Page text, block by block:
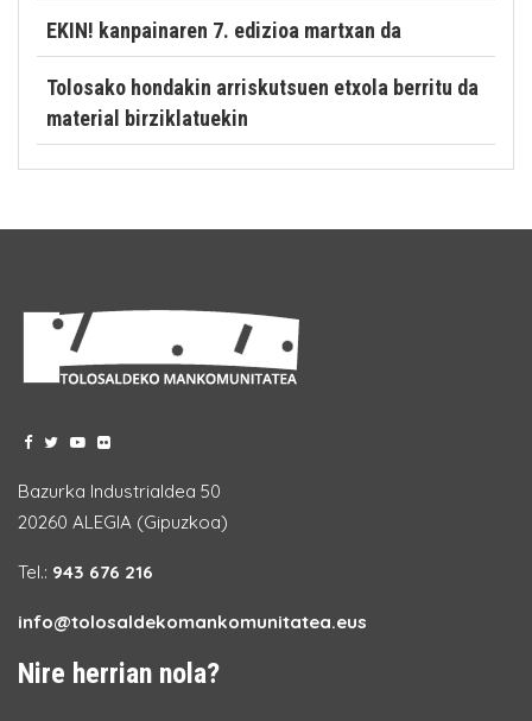
EKIN! kanpainaren 7. edizioa martxan da
Tolosako hondakin arriskutsuen etxola berritu da
material birziklatuekin
Bazurka Industrialdea 50
20260 ALEGIA (Gipuzkoa)
Tel.: 943 676 216
info@tolosaldekomankomunitatea.eus
Nire herrian nola?